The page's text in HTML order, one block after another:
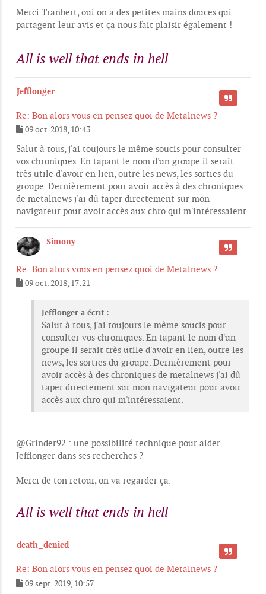
e
s
e
Merci Tranbert, oui on a des petites mains douces qui
partagent leur avis et ça nous fait plaisir également !
All is well that ends in hell
Jefflonger
Re: Bon alors vous en pensez quoi de Metalnews ?
CITER
e
s
a
g
e
09 oct. 2018, 10:43
Salut à tous, j'ai toujours le même soucis pour consulter
vos chroniques. En tapant le nom d'un groupe il serait
très utile d'avoir en lien, outre les news, les sorties du
groupe. Dernièrement pour avoir accès à des chroniques
de metalnews j'ai dû taper directement sur mon
navigateur pour avoir accès aux chro qui m'intéressaient.
Simony
Re: Bon alors vous en pensez quoi de Metalnews ?
CITER
09 oct. 2018, 17:21
Jefflonger a écrit :
Salut à tous, j'ai toujours le même soucis pour
consulter vos chroniques. En tapant le nom d'un
groupe il serait très utile d'avoir en lien, outre les
news, les sorties du groupe. Dernièrement pour
avoir accès à des chroniques de metalnews j'ai dû
taper directement sur mon navigateur pour avoir
accès aux chro qui m'intéressaient.
@Grinder92 : une possibilité technique pour aider
Jefflonger dans ses recherches ?
Merci de ton retour, on va regarder ça.
All is well that ends in hell
death_denied
Re: Bon alors vous en pensez quoi de Metalnews ?
CITER
09 sept. 2019, 10:57